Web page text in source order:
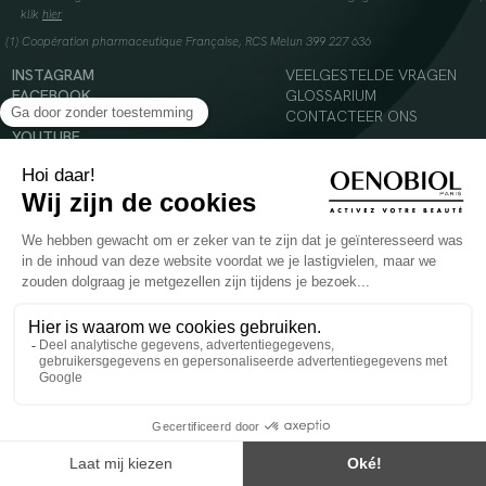
klik hier
(1) Coopération pharmaceutique Française, RCS Melun 399 227 636
INSTAGRAM
FACEBOOK
TIKTOK
YOUTUBE
VEELGESTELDE VRAGEN
GLOSSARIUM
CONTACTEER ONS
Voedingssupplement dat moet worden geconsumeerd als onderdeel van een gevarieerde,
evenwichtige voeding en een gezonde levensstijl. Aanbevolen dagelijkse dosis niet
overschrijden. Enkel voor volwassenen, buiten het bereik van kinderen houden.